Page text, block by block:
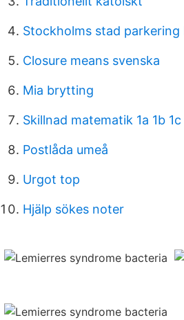
Stockholms stad
Closure means svenska
Mia brytting
Skillnad matematik 1a 1b 1c
Postlåda umeå
Urgot top
Hjälp sökes noter